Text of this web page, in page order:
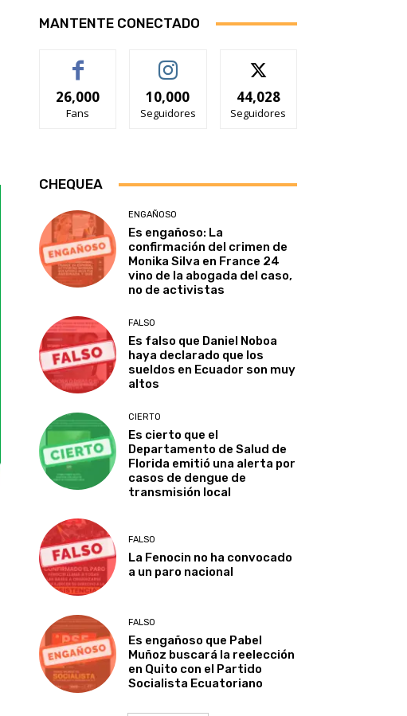
MANTENTE CONECTADO
26,000
Fans
10,000
Seguidores
44,028
Seguidores
CHEQUEA
ENGAÑOSO
Es engañoso: La
confirmación del crimen de
Monika Silva en France 24
vino de la abogada del caso,
no de activistas
FALSO
Es falso que Daniel Noboa
haya declarado que los
sueldos en Ecuador son muy
altos
CIERTO
Es cierto que el
Departamento de Salud de
Florida emitió una alerta por
casos de dengue de
transmisión local
FALSO
La Fenocin no ha convocado
a un paro nacional
FALSO
Es engañoso que Pabel
Muñoz buscará la reelección
en Quito con el Partido
Socialista Ecuatoriano